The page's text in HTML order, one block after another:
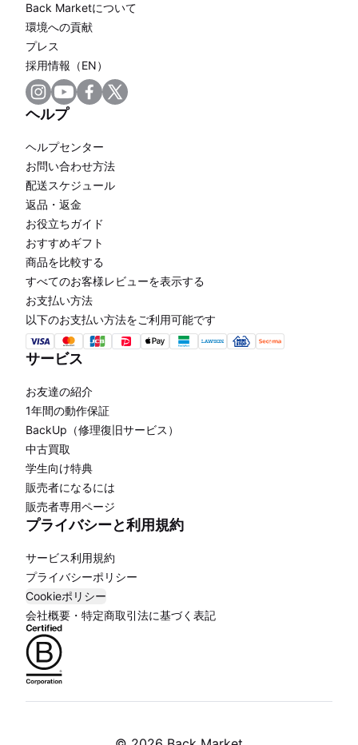
Back Marketについて
環境への貢献
プレス
採用情報（EN）
ヘルプ
ヘルプセンター
お問い合わせ方法
配送スケジュール
返品・返金
お役立ちガイド
おすすめギフト
商品を比較する
すべてのお客様レビューを表示する
お支払い方法
以下のお支払い方法をご利用可能です
サービス
お友達の紹介
1年間の動作保証
BackUp（修理復旧サービス）
中古買取
学生向け特典
販売者になるには
販売者専用ページ
プライバシーと利用規約
サービス利用規約
プライバシーポリシー
Cookieポリシー
会社概要・特定商取引法に基づく表記